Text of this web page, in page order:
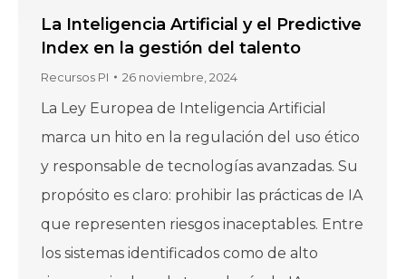
La Inteligencia Artificial y el Predictive
Index en la gestión del talento
Recursos PI 26 noviembre, 2024
La Ley Europea de Inteligencia Artificial
marca un hito en la regulación del uso ético
y responsable de tecnologías avanzadas. Su
propósito es claro: prohibir las prácticas de IA
que representen riesgos inaceptables. Entre
los sistemas identificados como de alto